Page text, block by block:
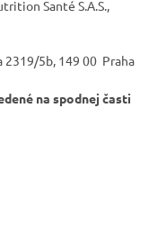
Santé S.A.S.,
2319/5b, 149 00 Praha
na spodnej časti